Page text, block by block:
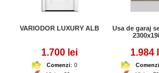
VARIODOR LUXURY ALB
1.700 lei
Comenzi: 0
Usa de garaj
1.984
Comenzi